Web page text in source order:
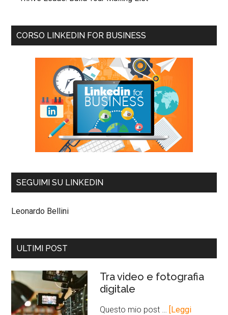
CORSO LINKEDIN FOR BUSINESS
SEGUIMI SU LINKEDIN
Leonardo Bellini
ULTIMI POST
Tra video e fotografia
digitale
Questo mio post … [Leggi